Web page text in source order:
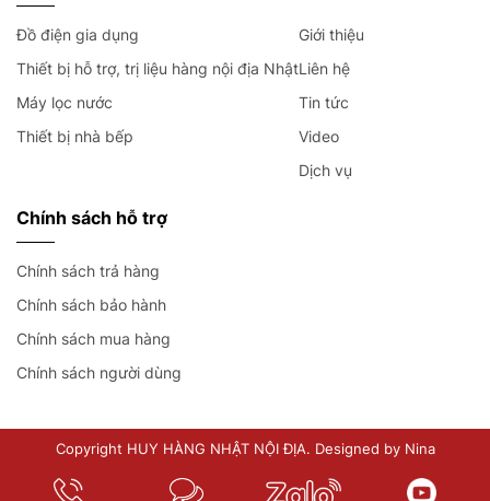
Đồ điện gia dụng
Thiết bị hỗ trợ, trị liệu hàng nội địa Nhật
Máy lọc nước
Thiết bị nhà bếp
Giới thiệu
Liên hệ
Tin tức
Video
Dịch vụ
Chính sách hỗ trợ
Chính sách trả hàng
Chính sách bảo hành
Chính sách mua hàng
Chính sách người dùng
Copyright HUY HÀNG NHẬT NỘI ĐỊA. Designed by Nina